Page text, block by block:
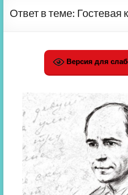
Ответ в теме: Гостевая
Версия для